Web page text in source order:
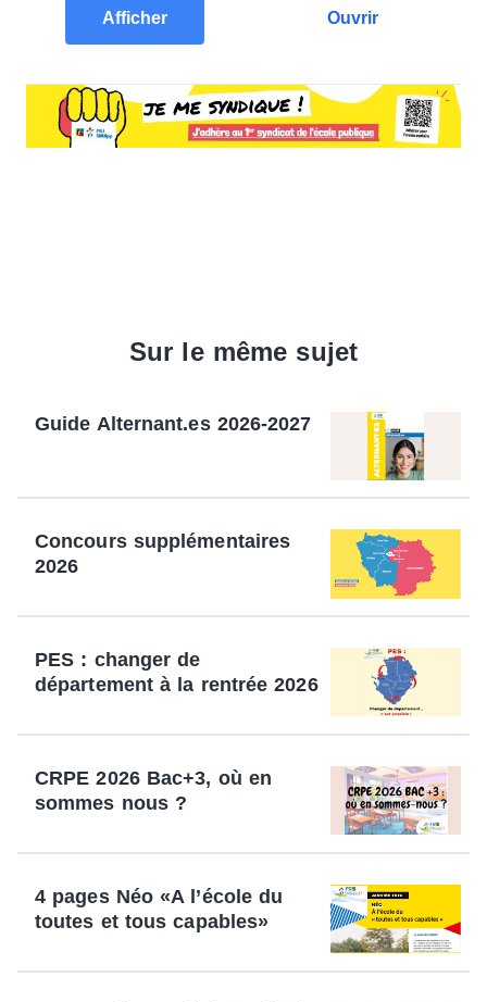
Afficher Ouvrir
Sur le même sujet
Guide Alternant.es 2026-2027
Concours supplémentaires
2026
PES : changer de
département à la rentrée 2026
CRPE 2026 Bac+3, où en
sommes nous ?
4 pages Néo «A l’école du
toutes et tous capables»